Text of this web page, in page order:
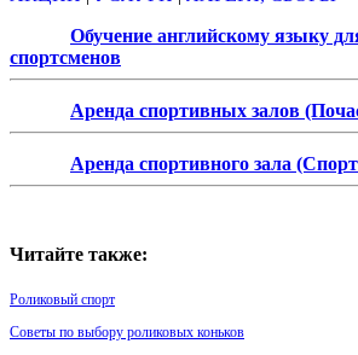
Обучение английскому языку
спортсменов
Аренда спортивных залов
Аренда спортивного зала
Читайте также:
Роликовый спорт
Советы по выбору роликовых коньков